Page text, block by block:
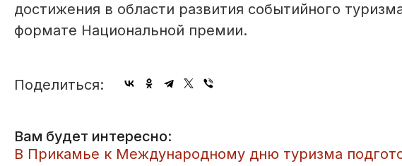
достижения в области развития событийного
формате Национальной премии.
Поделиться:
Вам будет интересно:
В Прикамье к Международному дню туризма